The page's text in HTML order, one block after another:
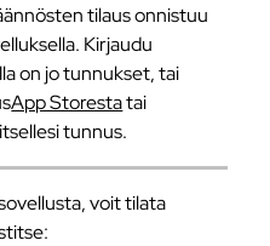
tilaus onnistuu
Kirjaudu
on jo tunnukset, tai
App Storestatai
tunnus.
voit tilata